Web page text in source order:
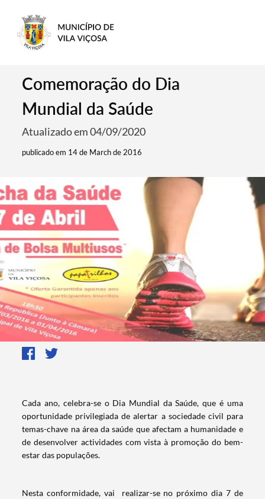
Comemoração do Dia
Mundial da Saúde
Atualizado em 04/09/2020
publicado em 14 de March de 2016
Cada ano, celebra-se o Dia Mundial da Saúde, que é uma
oportunidade privilegiada de alertar a sociedade civil para
temas-chave na área da saúde que afectam a humanidade e
de desenvolver actividades com vista à promoção do bem-
estar das populações.
Nesta conformidade, vai realizar-se no próximo dia 7 de